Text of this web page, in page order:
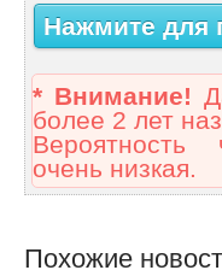
Нажмите для
* Внимание!
более 2 лет
очень низкая.
Похожие